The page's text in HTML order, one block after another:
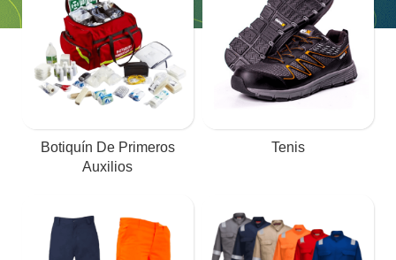
Botiquín De Primeros
Auxilios
Tenis